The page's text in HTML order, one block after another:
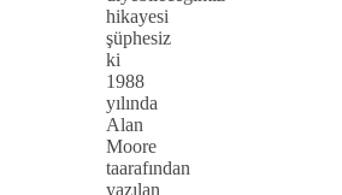
hikayesi
şüphesiz
ki
1988
yılında
Alan
Moore
taarafından
yazılan